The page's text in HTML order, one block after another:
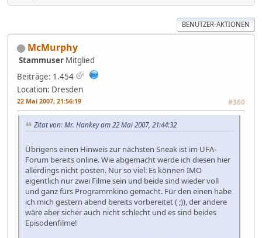
BENUTZER-AKTIONEN
McMurphy
Stammuser Mitglied
Beiträge: 1.454
Location: Dresden
22 Mai 2007, 21:56:19 #360
Zitat von: Mr. Hankey am 22 Mai 2007, 21:44:32
Übrigens einen Hinweis zur nächsten Sneak ist im UFA-
Forum bereits online. Wie abgemacht werde ich diesen hier
allerdings nicht posten. Nur so viel: Es können IMO
eigentlich nur zwei Filme sein und beide sind wieder voll
und ganz fürs Programmkino gemacht. Für den einen habe
ich mich gestern abend bereits vorbereitet ( ;)), der andere
wäre aber sicher auch nicht schlecht und es sind beides
Episodenfilme!